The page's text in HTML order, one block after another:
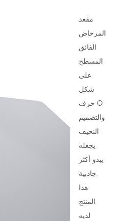
مقعد
المرحاض
الفائق
المسطح
على
شكل
حرف O
والتصميم
النحيف
يجعله
يبدو أكثر
جاذبية.
هذا
المنتج
لديه